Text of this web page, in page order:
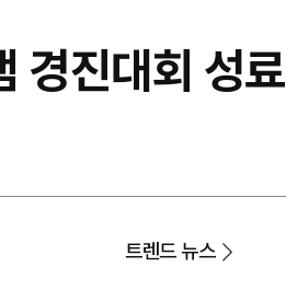
경진대회 성료
트렌드 뉴스